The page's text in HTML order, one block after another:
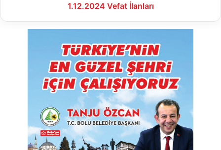
1.12.2024 Vefat İlanları